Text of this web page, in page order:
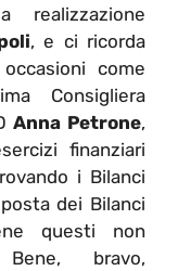
realizzazione
, e ci ricorda
come
Consigliera
Anna Petrone,
finanziari
i Bilanci
dei Bilanci
questi non
bravo,